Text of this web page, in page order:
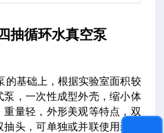
抽循环水真空泵
的基础上，根据实验室面积较
，一次性成型外壳，缩小体
量轻，外形美观等特点，双
头，可单独或并联使用装有